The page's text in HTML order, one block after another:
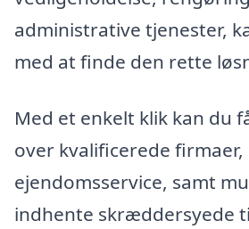
administrative tjenester,
med at finde den rette
Med et enkelt klik kan du
over kvalificerede
ejendomsservice, samt
indhente skræddersyede